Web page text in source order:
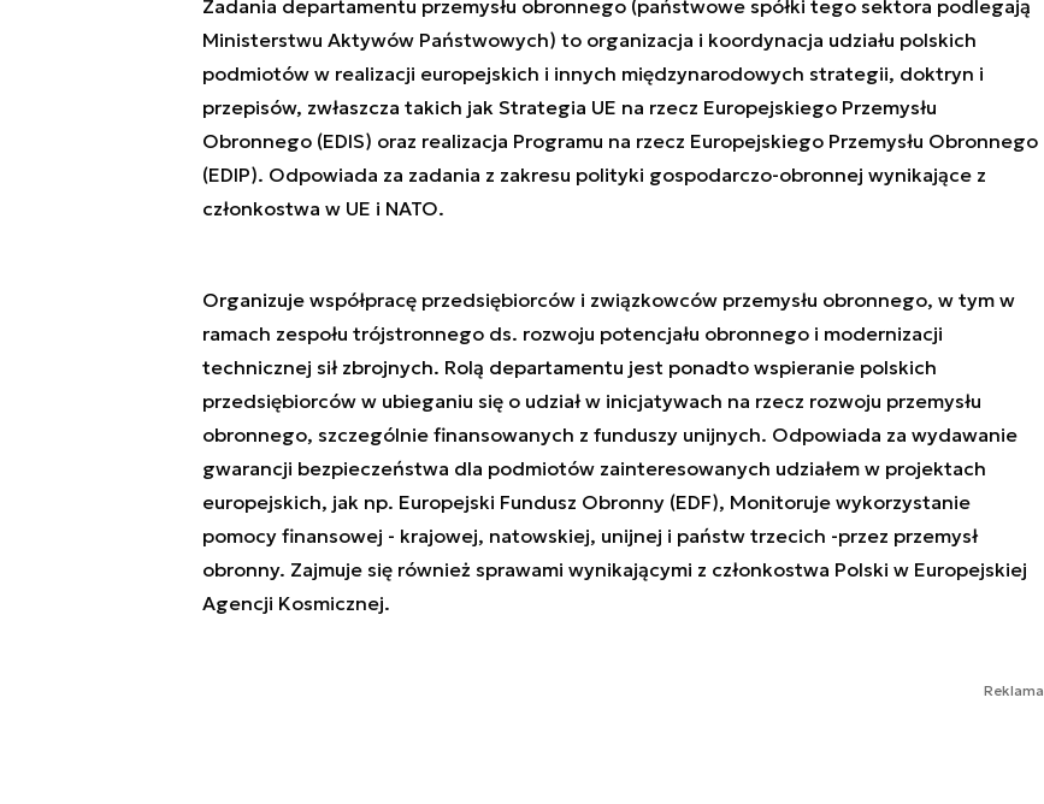
Zadania departamentu przemysłu obronnego (państwowe spółki tego sektora podlegają
Ministerstwu Aktywów Państwowych) to organizacja i koordynacja udziału polskich
podmiotów w realizacji europejskich i innych międzynarodowych strategii, doktryn i
przepisów, zwłaszcza takich jak Strategia UE na rzecz Europejskiego Przemysłu
Obronnego (EDIS) oraz realizacja Programu na rzecz Europejskiego Przemysłu Obronnego
(EDIP). Odpowiada za zadania z zakresu polityki gospodarczo-obronnej wynikające z
członkostwa w UE i NATO.
Organizuje współpracę przedsiębiorców i związkowców przemysłu obronnego, w tym w
ramach zespołu trójstronnego ds. rozwoju potencjału obronnego i modernizacji
technicznej sił zbrojnych. Rolą departamentu jest ponadto wspieranie polskich
przedsiębiorców w ubieganiu się o udział w inicjatywach na rzecz rozwoju przemysłu
obronnego, szczególnie finansowanych z funduszy unijnych. Odpowiada za wydawanie
gwarancji bezpieczeństwa dla podmiotów zainteresowanych udziałem w projektach
europejskich, jak np. Europejski Fundusz Obronny (EDF), Monitoruje wykorzystanie
pomocy finansowej - krajowej, natowskiej, unijnej i państw trzecich -przez przemysł
obronny. Zajmuje się również sprawami wynikającymi z członkostwa Polski w Europejskiej
Agencji Kosmicznej.
Reklama